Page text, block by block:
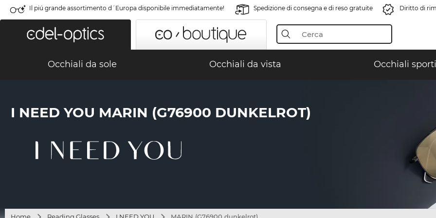
Il piú grande assortimento d´Europa disponibile immediatamente! Spedizione di consegna e di reso gratuite Diritto di
Occhiali da sole Occhiali da vista Occhiali
I NEED YOU MARIN (G76900 DUNKELROT)